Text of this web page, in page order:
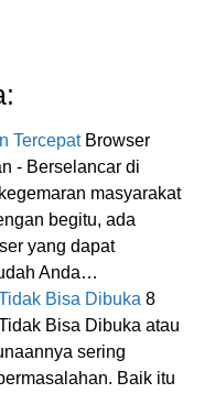
TercepatBrowser
- Berselancar di
masyarakat
begitu, ada
yang dapat
Anda…
Bisa Dibuka 8
Bisa Dibuka atau
sering
Baik itu